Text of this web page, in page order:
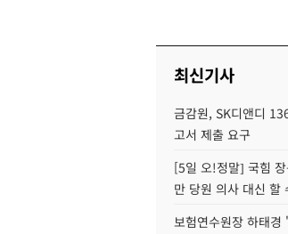
최신기사
금감원, SK디앤디
고서 제출 요구
[5일 오!정말] 국힘
만 당원 의사 대신 할
보험연수원장 하태